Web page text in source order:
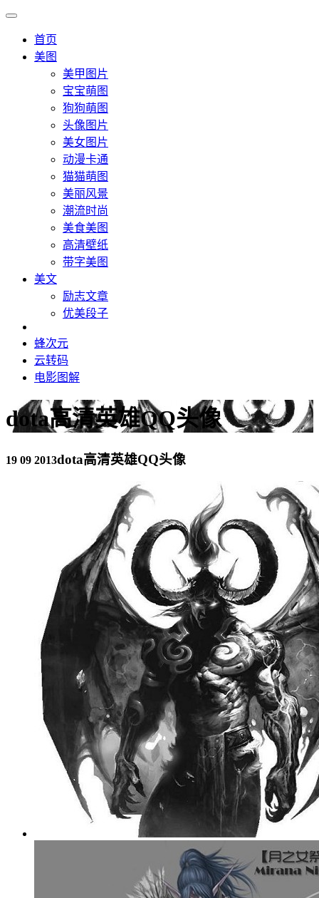
首页
美图
美甲图片
宝宝萌图
狗狗萌图
头像图片
美女图片
动漫卡通
猫猫萌图
美丽风景
潮流时尚
美食美图
高清壁纸
带字美图
美文
励志文章
优美段子
蜂次元
云转码
电影图解
dota高清英雄QQ头像
19 09 2013dota高清英雄QQ头像